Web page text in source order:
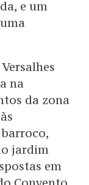
e um
na
da zona
jardim
em